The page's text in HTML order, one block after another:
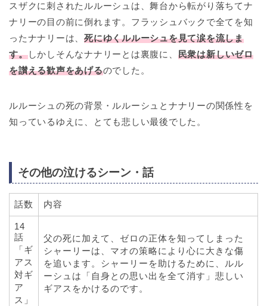
スザクに刺されたルルーシュは、舞台から転がり落ちてナ
ナリーの目の前に倒れます。フラッシュバックで全てを知
ったナナリーは、死にゆくルルーシュを見て涙を流しま
す。しかしそんなナナリーとは裏腹に、 民衆は新しいゼロ
を讃える歓声をあげるのでした。
ルルーシュの死の背景・ルルーシュとナナリーの関係性を
知っているゆえに、とても悲しい最後でした。
その他の泣けるシーン・話
話数 内容
14
話
「ギ
アス
対ギ
ア
ス」
父の死に加えて、ゼロの正体を知ってしまった
シャーリーは、マオの策略により心に大きな傷
を追います。シャーリーを助けるために、ルル
ーシュは「自身との思い出を全て消す」悲しい
ギアスをかけるのです。